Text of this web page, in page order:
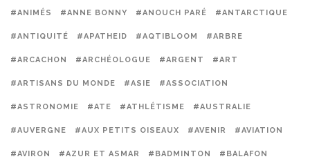
#ANIMÉS #ANNE BONNY #ANOUCH PARÉ #ANTARCTIQUE
#ANTIQUITÉ #APATHEID #AQTIBLOOM #ARBRE
#ARCACHON #ARCHÉOLOGUE #ARGENT #ART
#ARTISANS DU MONDE #ASIE #ASSOCIATION
#ASTRONOMIE #ATE #ATHLÉTISME #AUSTRALIE
#AUVERGNE #AUX PETITS OISEAUX #AVENIR #AVIATION
#AVIRON #AZUR ET ASMAR #BADMINTON #BALAFON